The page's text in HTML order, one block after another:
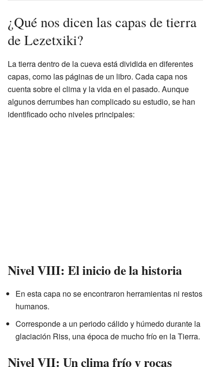
¿Qué nos dicen las capas de tierra
de Lezetxiki?
La tierra dentro de la cueva está dividida en diferentes
capas, como las páginas de un libro. Cada capa nos
cuenta sobre el clima y la vida en el pasado. Aunque
algunos derrumbes han complicado su estudio, se han
identificado ocho niveles principales:
Nivel VIII: El inicio de la historia
En esta capa no se encontraron herramientas ni restos
humanos.
Corresponde a un periodo cálido y húmedo durante la
glaciación Riss, una época de mucho frío en la Tierra.
Nivel VII: Un clima frío y rocas